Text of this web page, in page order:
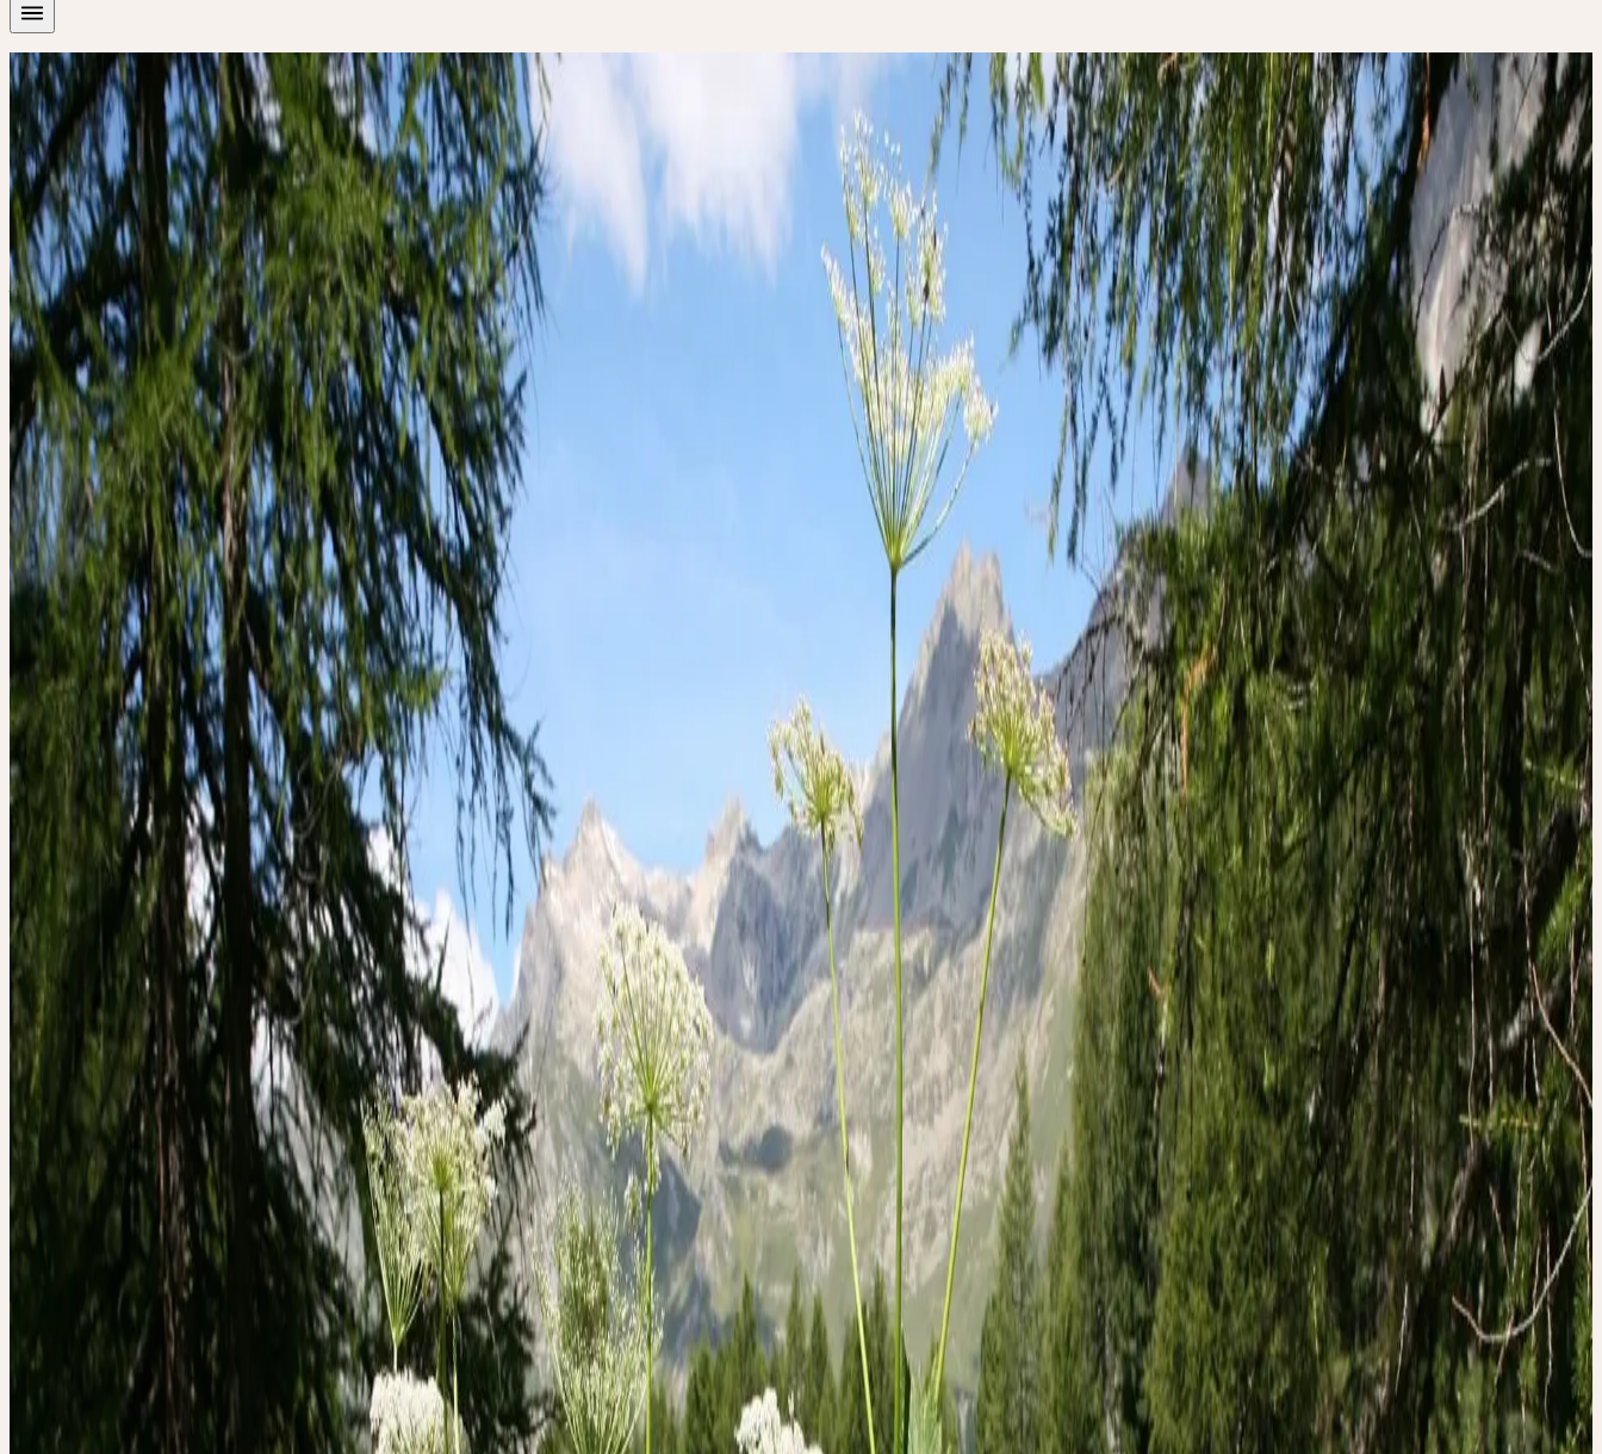
Accueil
/Plantes
/ Impératoire
Été
Impératoire
Imperatoria / Peucedanum ostruthium
Confiance en soi, émancipation des restrictions et contraintes
Famille Apiaceae (Apiacées)
Habitat
Mégaphorbiaies, prairies de montagne, bords de ruisseaux ; 600–2400 m
RécolteOktober
TraitementProcédé au mortier
Botanique & essence de la plante
BOTANIQUE
Les feuilles de l'impératoire possèdent un éclat caractéristique qui confère à la
plante une allure royale et assurée. Le nom scientifique Imperatoria (de
imperator, empereur) et le surnom populaire «impératrice des montagnes»
évoquent une plante au rayonnement et à l'autorité exceptionnels. L'huile
essentielle déploie un effet pénétrant et libérateur sur les voies respiratoires.
ESSENCE DE LA PLANTE
Confiance en soi, émancipation des restrictions et contraintes
Le droit naturel à l'existence
L'impératoire possède une essence véritablement royale. Elle symbolise une
confiance en soi qui ne néglige pas autrui et sait faire ressortir les bonnes
qualités chez le prochain. Elle renforce la force intérieure : un courant de force
saisit le centre de l'être humain, monte depuis l'estomac et redresse les épaules.
C'est également un antidote extrêmement puissant contre diverses intoxications
IMPERATORIA / PEUCEDANUM OSTRUTHIUM